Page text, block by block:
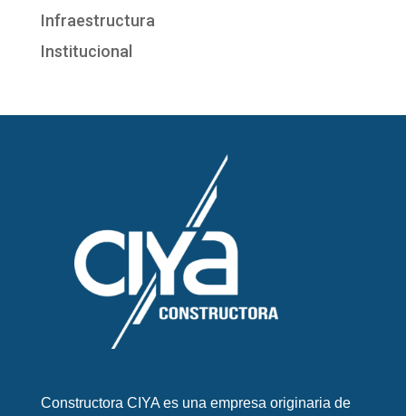
Infraestructura
Institucional
Constructora CIYA es una empresa originaria de